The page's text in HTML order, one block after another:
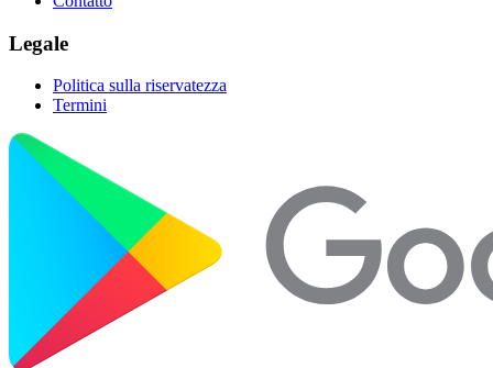
Legale
Politica sulla riservatezza
Termini